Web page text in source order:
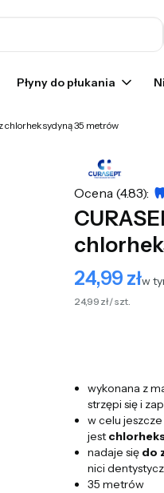
Płyny do płukania
chlorheksydyną 35 metrów
Ocena (4.83):
Cena
24,99 złw
w
24,99 zł / szt.
wykonana z
strzępi się i
w celu
jest
nadaje się do
nici
35 metrów